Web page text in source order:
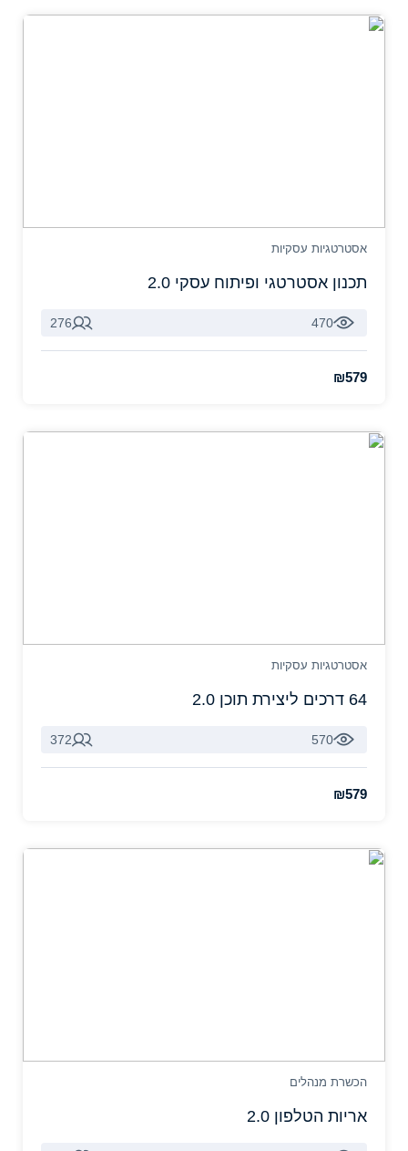
אסטרטגיות עסקיות
תכנון אסטרטגי ופיתוח עסקי 2.0
470
276
₪579
אסטרטגיות עסקיות
64 דרכים ליצירת תוכן 2.0
570
372
₪579
הכשרת מנהלים
אריות הטלפון 2.0